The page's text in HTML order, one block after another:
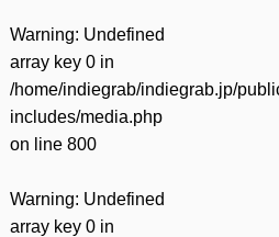
Warning: Undefined
array key 0 in
/home/indiegrab/indiegrab.jp/
includes/media.php
on line 800
Warning: Undefined
array key 0 in